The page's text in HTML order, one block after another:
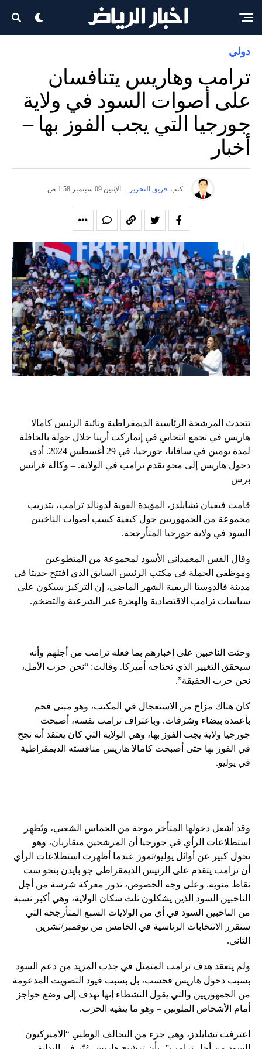
دولي
ترامب وهاريس يتنافسان
على أصوات السود في ولاية
جورجيا التي يجب الفوز بها –
أخبار
كتب فريق التحرير - الإثنين 09 سبتمبر 1:58 ص
تتحدث المرشحة الرئاسية الديمقراطية ونائبة الرئيس كامالا
هاريس في تجمع انتخابي في إنماركت أرينا خلال جولة بالحافلة
لمدة يومين في سافانا، جورجيا، في 29 أغسطس 2024. أدى
دخول هاريس إلى محو تقدم ترامب في الولاية. – وكالة فرانس
برس
قامت فيفيان تشايلدز، المؤيدة القوية لدونالد ترامب، بتدريب
مجموعة من الجمهوريين حول كيفية كسب أصوات الناخبين
السود في ولاية جورجيا المتأرجحة.
وقال القس المعمداني الأسود لمجموعة من المتطوعين
وموظفي الحملة في مكتب الرئيس السابق الذي افتتح حديثا في
مدينة فالدوستا الريفية الشهر الماضي، إن التركيز سيكون على
سياسات ترامب الاقتصادية والهجرة غير الشرعية والتضخم.
وحثت الناخبين على إخبارهم بما فعله ترامب من أجلهم وأنه
سيحقق التغيير الذي تحتاجه أميركا. وقالت: “نحن حزب الأمل،
نحن حزب الحقيقة”.
كان هناك مزاج من الاستعجال في المكتب، وهو مبنى فخم
بأعمدة بيضاء وشرفات. وباعتراف ترامب نفسه، أصبحت
جورجيا ولاية يجب الفوز بها، وهي الولاية التي كان يعتقد أنه نجح
في الفوز بها حتى أصبحت كامالا هاريس منافسته الديمقراطية
في يوليو.
وقد أشعل دخولها المتأخر موجة من الحماس الشعبي، وتُظهِر
استطلاعات الرأي في جورجيا أن المرشحين متقاربان، وهو
تحول كبير عن أوائل يوليو/تموز عندما أظهرت استطلاعات الرأي
أن ترامب يتقدم على الرئيس الديمقراطي جو بايدن بنحو ست
نقاط مئوية. وعلى وجه الخصوص، تدور معركة شرسة من أجل
الناخبين السود الذين يشكلون ثلث سكان الولاية، وهي أكبر نسبة
من الناخبين السود في أي من الولايات السبع المتأرجحة التي
ستقرر الانتخابات الرئاسية في الخامس من نوفمبر/تشرين
الثاني.
ولم يتعقد هدف ترامب المتمثل في جذب المزيد من دعم السود
بسبب دخول هاريس فحسب، بل بسبب قيود التصويت المدعومة
من الجمهوريين والتي يقول النشطاء إنها تهدف إلى وضع حواجز
أمام الأشخاص الملونين – وهو ما ينفيه الحزب.
اعترفت تشايلدز، وهي جزء من التحالف الوطني “الأميركيون